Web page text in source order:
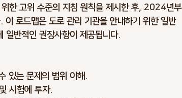
한 고위 수준의 지침 원칙을 제시한 후, 2024년부
로드맵은 도로 관리 기관을 안내하기 위한 일반
일반적인 권장사항이 제공됩니다.
있는 문제의 범위 이해.
시험에 투자.